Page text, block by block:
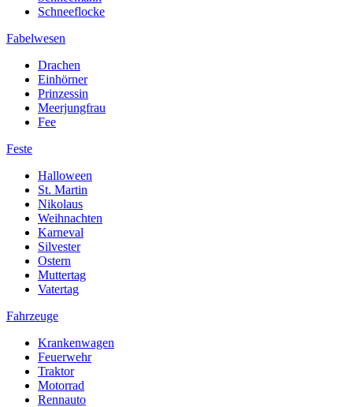
Schneeflocke
Fabelwesen
Drachen
Einhörner
Prinzessin
Meerjungfrau
Fee
Feste
Halloween
St. Martin
Nikolaus
Weihnachten
Karneval
Silvester
Ostern
Muttertag
Vatertag
Fahrzeuge
Krankenwagen
Feuerwehr
Traktor
Motorrad
Rennauto